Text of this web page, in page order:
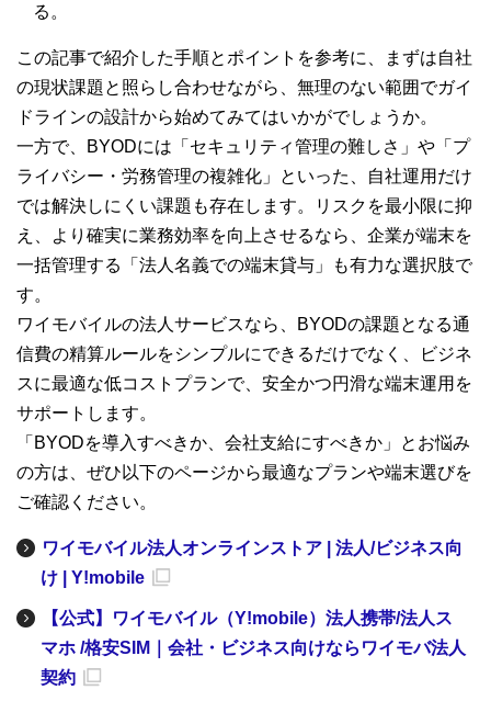
る。
この記事で紹介した手順とポイントを参考に、まずは自社
の現状課題と照らし合わせながら、無理のない範囲でガイ
ドラインの設計から始めてみてはいかがでしょうか。
一方で、BYODには「セキュリティ管理の難しさ」や「プ
ライバシー・労務管理の複雑化」といった、自社運用だけ
では解決しにくい課題も存在します。リスクを最小限に抑
え、より確実に業務効率を向上させるなら、企業が端末を
一括管理する「法人名義での端末貸与」も有力な選択肢で
す。
ワイモバイルの法人サービスなら、BYODの課題となる通
信費の精算ルールをシンプルにできるだけでなく、ビジネ
スに最適な低コストプランで、安全かつ円滑な端末運用を
サポートします。
「BYODを導入すべきか、会社支給にすべきか」とお悩み
の方は、ぜひ以下のページから最適なプランや端末選びを
ご確認ください。
ワイモバイル法人オンラインストア | 法人/ビジネス向
け | Y!mobile
【公式】ワイモバイル（Y!mobile）法人携帯/法人ス
マホ /格安SIM｜会社・ビジネス向けならワイモバ法人
契約